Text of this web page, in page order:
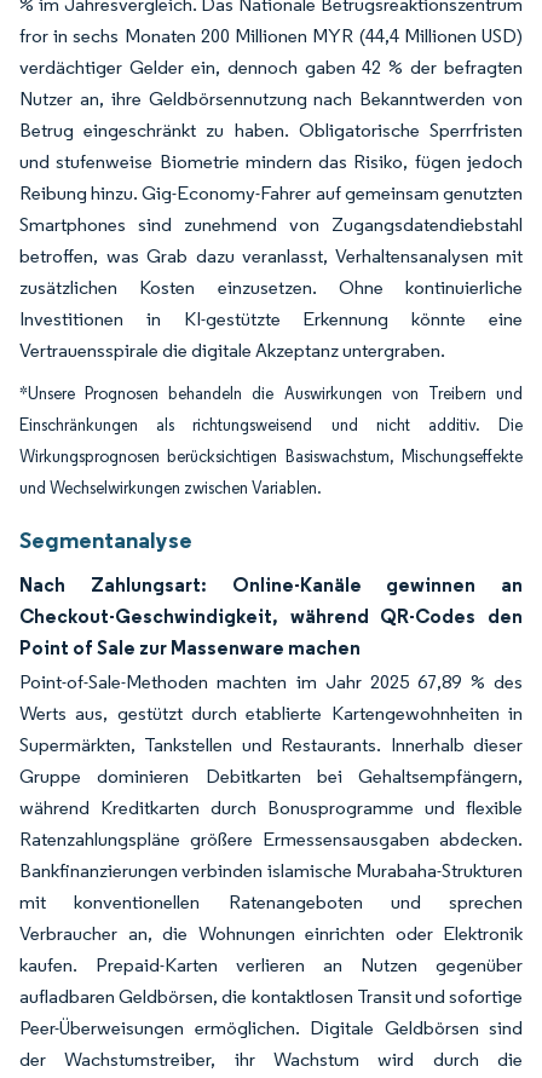
fror in sechs Monaten 200 Millionen MYR (44,4 Millionen USD)
verdächtiger Gelder ein, dennoch gaben 42 % der befragten
Nutzer an, ihre Geldbörsennutzung nach Bekanntwerden von
Betrug eingeschränkt zu haben. Obligatorische Sperrfristen
und stufenweise Biometrie mindern das Risiko, fügen jedoch
Reibung hinzu. Gig-Economy-Fahrer auf gemeinsam genutzten
Smartphones sind zunehmend von Zugangsdatendiebstahl
betroffen, was Grab dazu veranlasst, Verhaltensanalysen mit
zusätzlichen Kosten einzusetzen. Ohne kontinuierliche
Investitionen in KI-gestützte Erkennung könnte eine
Vertrauensspirale die digitale Akzeptanz untergraben.
*Unsere Prognosen behandeln die Auswirkungen von Treibern und
Einschränkungen als richtungsweisend und nicht additiv. Die
Wirkungsprognosen berücksichtigen Basiswachstum, Mischungseffekte
und Wechselwirkungen zwischen Variablen.
Segmentanalyse
Nach Zahlungsart: Online-Kanäle gewinnen an
Checkout-Geschwindigkeit, während QR-Codes den
Point of Sale zur Massenware machen
Point-of-Sale-Methoden machten im Jahr 2025 67,89 % des
Werts aus, gestützt durch etablierte Kartengewohnheiten in
Supermärkten, Tankstellen und Restaurants. Innerhalb dieser
Gruppe dominieren Debitkarten bei Gehaltsempfängern,
während Kreditkarten durch Bonusprogramme und flexible
Ratenzahlungspläne größere Ermessensausgaben abdecken.
Bankfinanzierungen verbinden islamische Murabaha-Strukturen
mit konventionellen Ratenangeboten und sprechen
Verbraucher an, die Wohnungen einrichten oder Elektronik
kaufen. Prepaid-Karten verlieren an Nutzen gegenüber
aufladbaren Geldbörsen, die kontaktlosen Transit und sofortige
Peer-Überweisungen ermöglichen. Digitale Geldbörsen sind
der Wachstumstreiber, ihr Wachstum wird durch die